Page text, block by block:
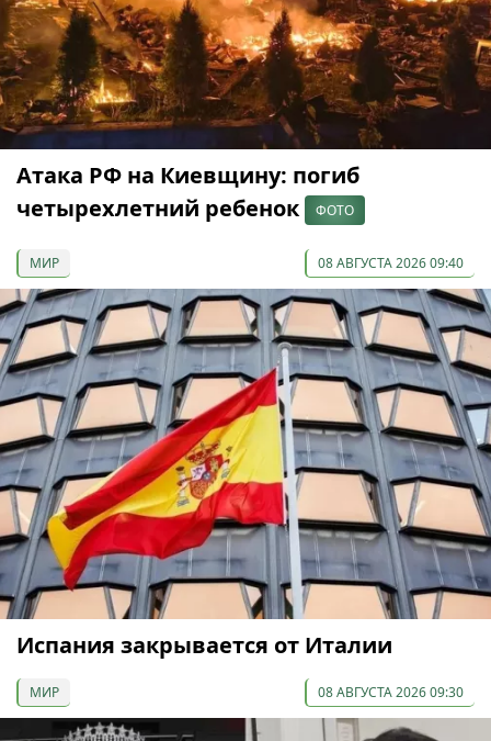
Атака РФ на Киевщину: погиб
четырехлетний ребенок
ФОТО
МИР 08 АВГУСТА 2026 09:40
Испания закрывается от Италии
МИР 08 АВГУСТА 2026 09:30